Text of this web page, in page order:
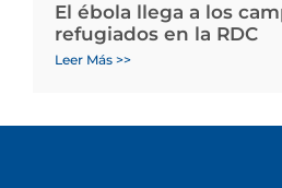
El ébola llega a los
refugiados en la RDC
Leer Más >>